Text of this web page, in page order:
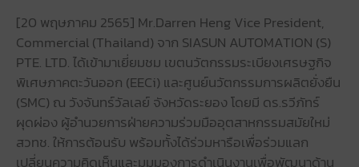
[20 พฤษภาคม 2565] Mr.Darren Heng Vice President,
Commercial (Thailand) จาก SIASUN AUTOMATION (S)
PTE. LTD. ได้เข้ามาเยี่ยมชม เขตนวัตกรรมระเบียงเศรษฐกิจ
พิเศษภาคตะวันออก (EECi) และศูนย์นวัตกรรมการผลิตยั่งยืน
(SMC) ณ วังจันทร์วัลเลย์ จังหวัดระยอง โดยมี ดร.รวีภัทร์
ผุดผ่อง ผู้อำนวยการฝ่ายความร่วมมืออุตสาหกรรมสมัยใหม่
สวทช. ให้การต้อนรับ พร้อมทั้งได้ร่วมหารือเพื่อร่วมแลก
เปลี่ยนความคิดเห็นและมุมมองการดำเนินงานเพื่อพัฒนาด้าน